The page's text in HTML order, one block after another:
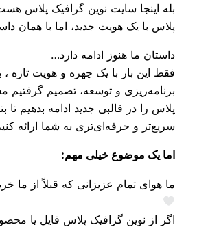
بله اینجا سایت نوین گرافیک پلاس
پلاس با یک هویت جدید، اما با همان
داستان ما هنوز ادامه دارد…
فقط این بار با یک چهره و هویت تازه ،
برنامه‌ریزی و توسعه، تصمیم گرفتیم
پلاس را در قالبی جدید ادامه بدهیم تا
سریع‌تر و حرفه‌ای‌تری به شما ارائه
اما یک موضوع خیلی مهم:
ما هوای تمام عزیزانی که قبلاً از ما
اگر از نوین گرافیک پلاس فایل یا